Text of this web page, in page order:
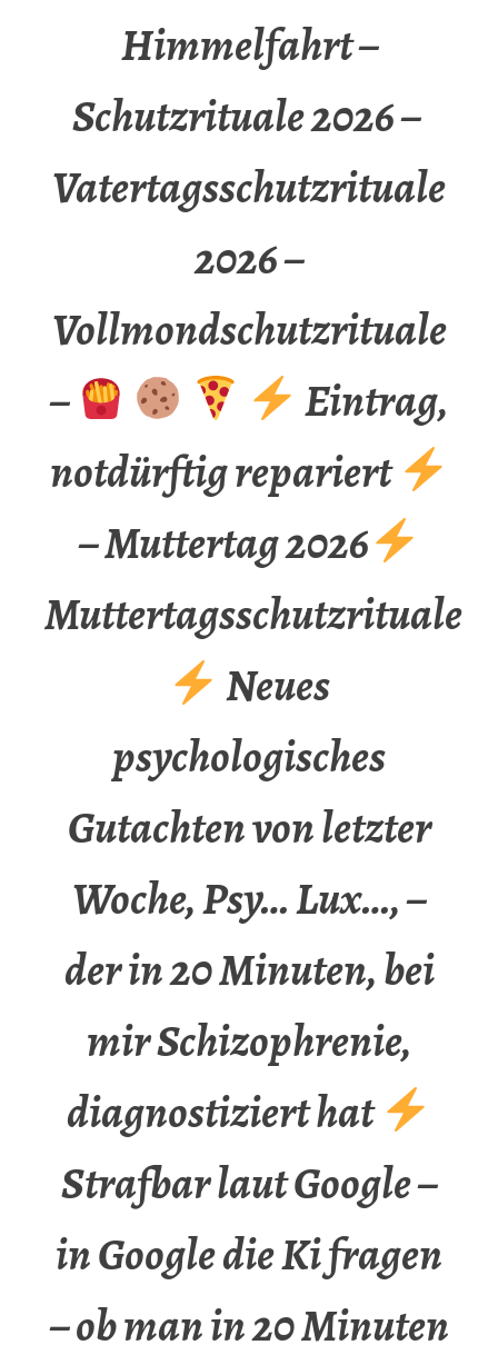
Himmelfahrt –
Schutzrituale 2026 –
Vatertagsschutzrituale
2026 –
Vollmondschutzrituale
–
Eintrag,
notdürftig repariert
– Muttertag 2026
Muttertagsschutzrituale
Neues
psychologisches
Gutachten von letzter
Woche, Psy… Lux…, –
der in 20 Minuten, bei
mir Schizophrenie,
diagnostiziert hat
Strafbar laut Google –
in Google die Ki fragen
– ob man in 20 Minuten